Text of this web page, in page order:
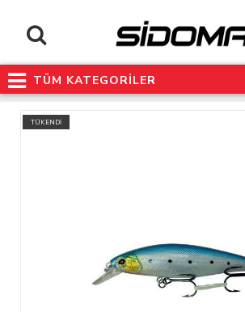
TÜM KATEGORİLER
TÜKENDİ